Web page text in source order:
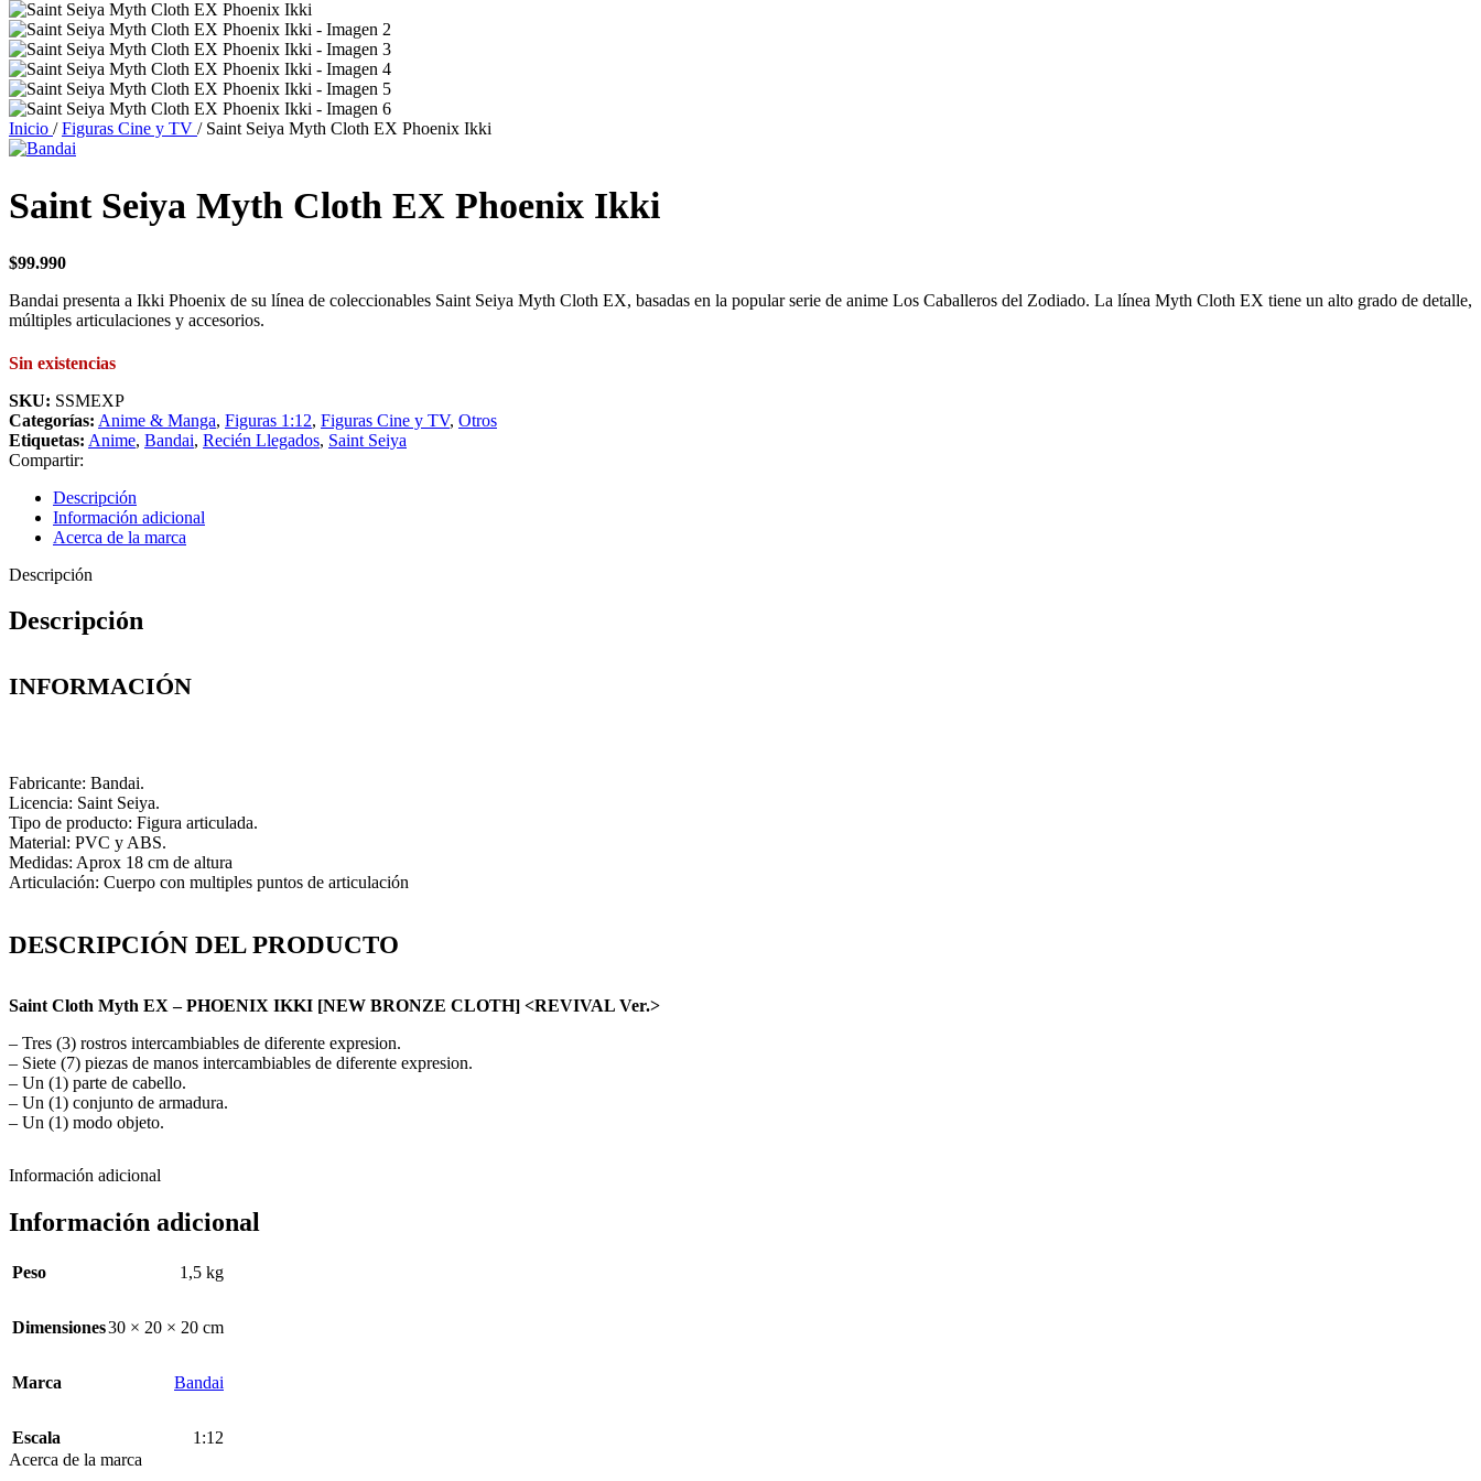
Inicio / Figuras Cine y TV / Saint Seiya Myth Cloth EX Phoenix Ikki
Saint Seiya Myth Cloth EX Phoenix Ikki
$99.990
Bandai presenta a Ikki Phoenix de su línea de coleccionables Saint Seiya Myth Cloth EX, basadas en la popular serie de anime Los Caballeros del Zodiado. La línea Myth Cloth EX tiene un alto grado de detalle,
múltiples articulaciones y accesorios.
Sin existencias
SKU: SSMEXP
Categorías: Anime & Manga, Figuras 1:12, Figuras Cine y TV, Otros
Etiquetas: Anime, Bandai, Recién Llegados, Saint Seiya
Compartir:
Descripción
Información adicional
Acerca de la marca
Descripción
Descripción
INFORMACIÓN
Fabricante: Bandai.
Licencia: Saint Seiya.
Tipo de producto: Figura articulada.
Material: PVC y ABS.
Medidas: Aprox 18 cm de altura
Articulación: Cuerpo con multiples puntos de articulación
DESCRIPCIÓN DEL PRODUCTO
Saint Cloth Myth EX – PHOENIX IKKI [NEW BRONZE CLOTH] <REVIVAL Ver.>
– Tres (3) rostros intercambiables de diferente expresion.
– Siete (7) piezas de manos intercambiables de diferente expresion.
– Un (1) parte de cabello.
– Un (1) conjunto de armadura.
– Un (1) modo objeto.
Información adicional
Información adicional
Peso 1,5 kg
Dimensiones30 × 20 × 20 cm
Marca Bandai
Escala
1:12
Acerca de la marca